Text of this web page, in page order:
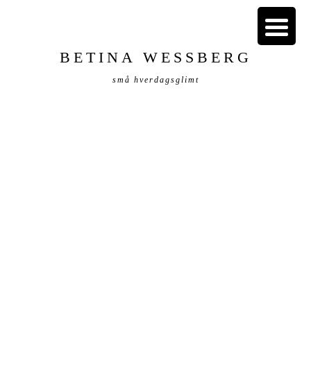
BETINA WESSBERG
små hverdagsglimt